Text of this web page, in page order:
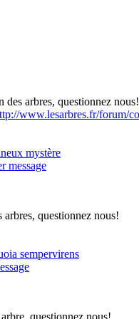
arbres, questionnez nous!
www.lesarbres.fr/forum/
mystère
message
questionnez nous!
sempervirens
questionnez nous!